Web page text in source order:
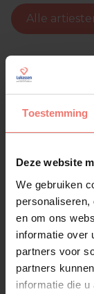
Toestemming
Deze website
We gebruiken
en om ons
informatie over
partners voor
partners
informatie die
Alle